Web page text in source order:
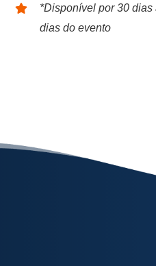
*Disponível por 30 dias
dias do evento